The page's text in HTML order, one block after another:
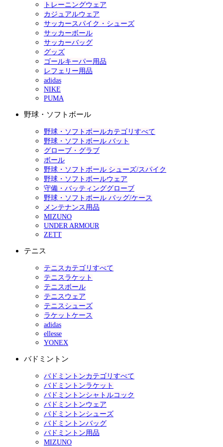
トレーニングウェア
カジュアルウェア
サッカースパイク・シューズ
サッカーボール
サッカーバッグ
グッズ
ゴールキーパー用品
レフェリー用品
adidas
NIKE
PUMA
野球・ソフトボール
野球・ソフトボールカテゴリすべて
野球・ソフトボール バット
グローブ・グラブ
ボール
野球・ソフトボール シューズ/スパイク
野球・ソフトボールウェア
守備・バッティンググローブ
野球・ソフトボール バッグ/ケース
メンテナンス用品
MIZUNO
UNDER ARMOUR
ZETT
テニス
テニスカテゴリすべて
テニスラケット
テニスボール
テニスウェア
テニスシューズ
ラケットケース
adidas
ellesse
YONEX
バドミントン
バドミントンカテゴリすべて
バドミントンラケット
バドミントンシャトルコック
バドミントンウェア
バドミントンシューズ
バドミントンバッグ
バドミントン用品
MIZUNO